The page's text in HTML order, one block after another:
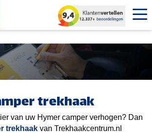
trekhaak
van uw Hymer camper verhogen? Dan
trekhaak van Trekhaakcentrum.nl